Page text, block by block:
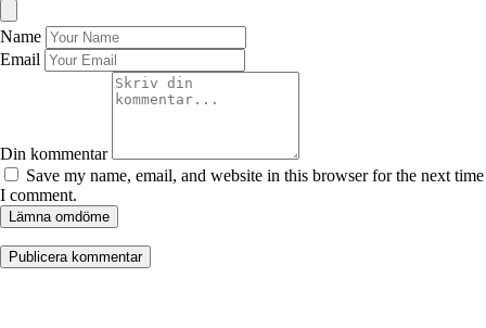
Name
Email
Din kommentar
Save my name, email, and website in this browser for the next time
I comment.
Lämna omdöme